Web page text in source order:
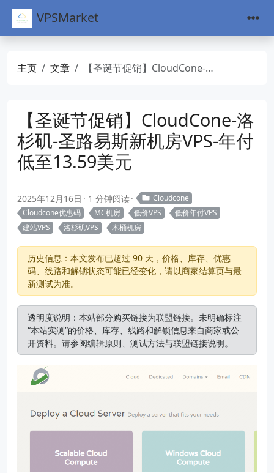
VPSMarket
主页 文章 【圣诞节促销】CloudCone-洛杉矶-圣路易斯新机房VPS-年付低至13.59美元
【圣诞节促销】CloudCone-洛
杉矶-圣路易斯新机房VPS-年付
低至13.59美元
2025年12月16日 1 分钟阅读
Cloudcone
Cloudcone优惠码
MC机房 低价VPS
低价年付VPS
建站VPS
洛杉矶VPS 木桶机房
历史信息：本文发布已超过 90 天，价格、库存、优惠
码、线路和解锁状态可能已经变化，请以商家结算页与最
新测试为准。
透明度说明：本站部分购买链接为联盟链接。未明确标注
“本站实测”的价格、库存、线路和解锁信息来自商家或公
开资料。请参阅编辑原则、 测试方法与联盟链接说明。